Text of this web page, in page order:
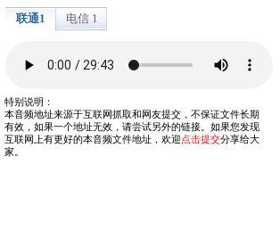
联通1 电信 1
特别说明：
本音频地址来源于互联网抓取和网友提交，不保证文件长期
有效，如果一个地址无效，请尝试另外的链接。如果您发现
互联网上有更好的本音频文件地址，欢迎点击提交分享给大
家。